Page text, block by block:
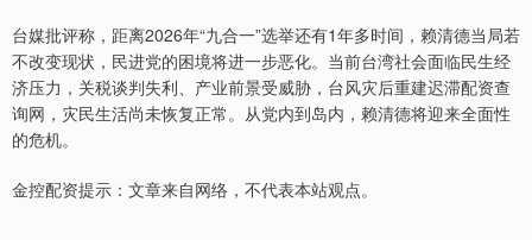
台媒批评称，距离2026年“九合一”选举还有1年多时间，赖清德当局若
不改变现状，民进党的困境将进一步恶化。当前台湾社会面临民生经
济压力，关税谈判失利、产业前景受威胁，台风灾后重建迟滞配资查
询网，灾民生活尚未恢复正常。从党内到岛内，赖清德将迎来全面性
的危机。
金控配资提示：文章来自网络，不代表本站观点。